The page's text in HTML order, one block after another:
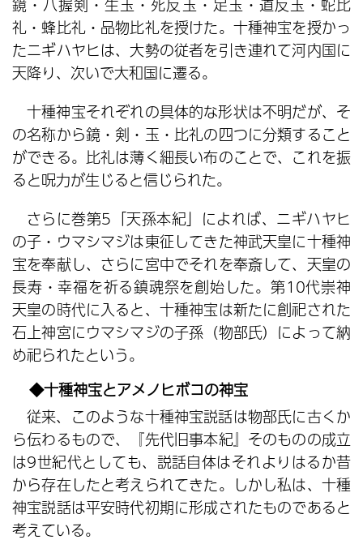
鏡・八握剣・生玉・死反玉・足玉・道反玉・蛇比
礼・蜂比礼・品物比礼を授けた。十種神宝を授かっ
たニギハヤヒは、大勢の従者を引き連れて河内国に
天降り、次いで大和国に遷る。
十種神宝それぞれの具体的な形状は不明だが、そ
の名称から鏡・剣・玉・比礼の四つに分類すること
ができる。比礼は薄く細長い布のことで、これを振
ると呪力が生じると信じられた。
さらに巻第5「天孫本紀」によれば、ニギハヤヒ
の子・ウマシマジは東征してきた神武天皇に十種神
宝を奉献し、さらに宮中でそれを奉斎して、天皇の
長寿・幸福を祈る鎮魂祭を創始した。第10代崇神
天皇の時代に入ると、十種神宝は新たに創祀された
石上神宮にウマシマジの子孫（物部氏）によって納
め祀られたという。
◆十種神宝とアメノヒボコの神宝
従来、このような十種神宝説話は物部氏に古くか
ら伝わるもので、『先代旧事本紀』そのものの成立
は9世紀代としても、説話自体はそれよりはるか昔
から存在したと考えられてきた。しかし私は、十種
神宝説話は平安時代初期に形成されたものであると
考えている。